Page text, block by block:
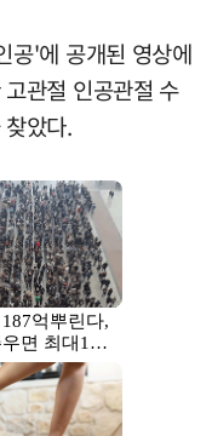
공'에 공개된 영상에
관절 인공관절 수
았다.